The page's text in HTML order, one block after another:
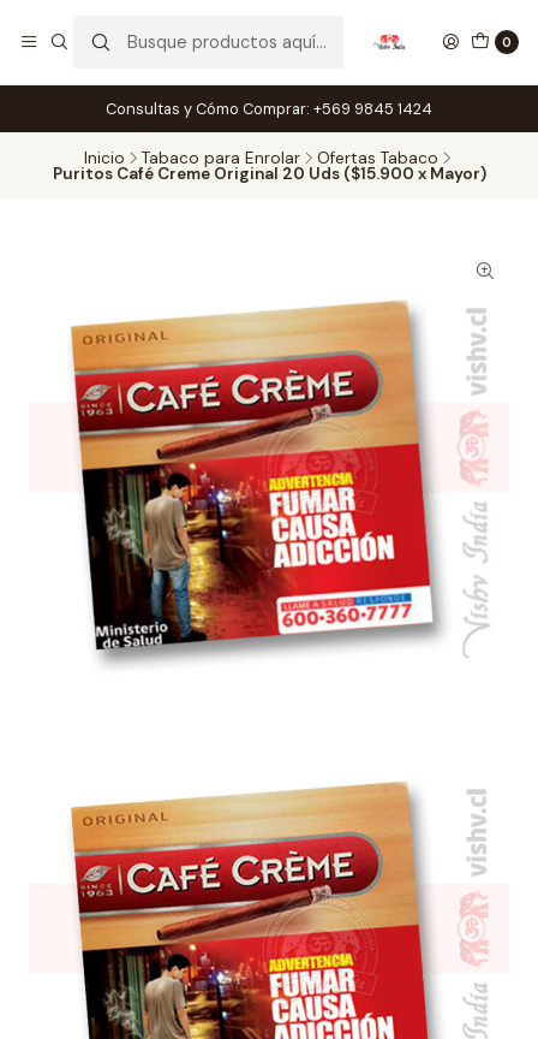
0
Consultas y Cómo Comprar: +569 9845 1424
Inicio Tabaco para Enrolar Ofertas Tabaco
Puritos Café Creme Original 20 Uds ($15.900 x Mayor)